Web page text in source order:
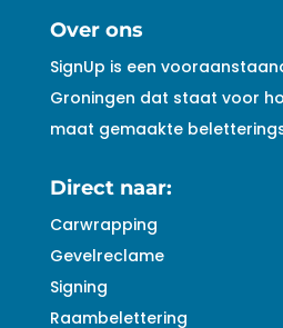
Over ons
SignUp is een
Groningen dat staat voor
maat gemaakte
Direct naar:
Carwrapping
Gevelreclame
Signing
Raambelettering